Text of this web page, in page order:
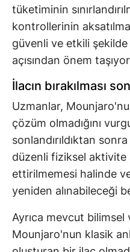
tüketiminin
kontrollerinin
güvenli ve etkili
açısından önem
İlacın bırakılması
Uzmanlar,
çözüm olmadığını
sonlandırıldıktan
düzenli fiziksel aktivite
ettirilmemesi halinde
yeniden alınabileceği
Ayrıca mevcut bilimsel
Mounjaro'nun klasik